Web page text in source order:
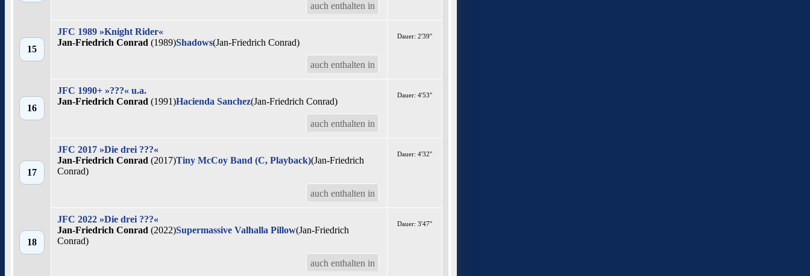
auch enthalten in
15
JFC 1989 »Knight Rider«
Jan-Friedrich Conrad (1989)Shadows(Jan-Friedrich Conrad)
auch enthalten in
Dauer: 2'39''
16
JFC 1990+ »???« u.a.
Jan-Friedrich Conrad (1991)Hacienda Sanchez(Jan-Friedrich Conrad)
auch enthalten in
Dauer: 4'53''
17
JFC 2017 »Die drei ???«
Jan-Friedrich Conrad (2017)Tiny McCoy Band (C, Playback)(Jan-Friedrich
Conrad)
auch enthalten in
Dauer: 4'32''
18
JFC 2022 »Die drei ???«
Jan-Friedrich Conrad (2022)Supermassive Valhalla Pillow(Jan-Friedrich
Conrad)
auch enthalten in
Dauer: 3'47''